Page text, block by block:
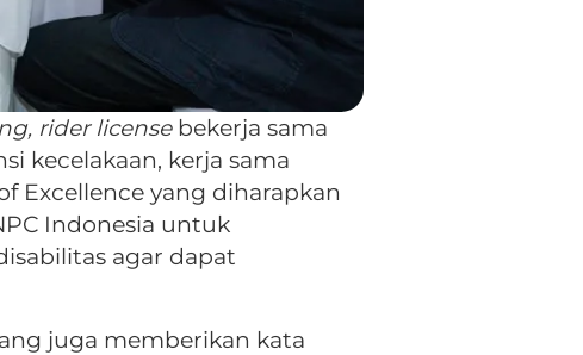
rider licensebekerja sama
kecelakaan, kerja sama
Excellence yang diharapkan
Indonesia untuk
agar dapat
juga memberikan kata